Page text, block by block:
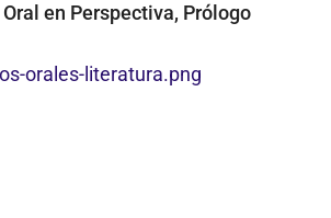
en Perspectiva, Prólogo